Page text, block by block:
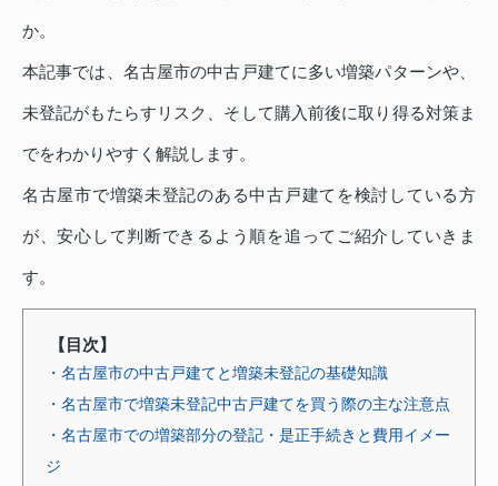
か。
本記事では、名古屋市の中古戸建てに多い増築パターンや、
未登記がもたらすリスク、そして購入前後に取り得る対策ま
でをわかりやすく解説します。
名古屋市で増築未登記のある中古戸建てを検討している方
が、安心して判断できるよう順を追ってご紹介していきま
す。
【目次】
・名古屋市の中古戸建てと増築未登記の基礎知識
・名古屋市で増築未登記中古戸建てを買う際の主な注意点
・名古屋市での増築部分の登記・是正手続きと費用イメー
ジ